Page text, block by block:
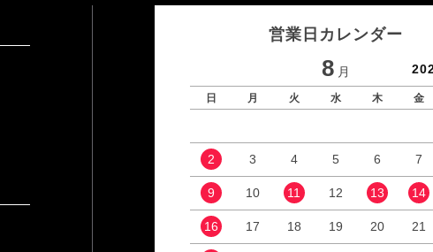
営業日カレンダー
8 月
日 月 火 水 木 金
2 3 4 5 6 7
9 10 11 12 13 14
16 17 18 19 20 21